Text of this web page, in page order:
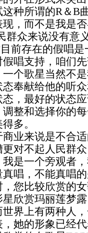
种所谓的R＆B
，而不是我是
群众来说没有意
存在的假唱是
支持，咱们先
个歌星当然不
奉献给他的听
，最好的状态
整和选择你的
多。
来说是不合适
对不起人民群
我是一个旁观者
唱，不能真唱
比较欣赏的女
赏玛丽莲梦露
界上有两种人
她的形象已经